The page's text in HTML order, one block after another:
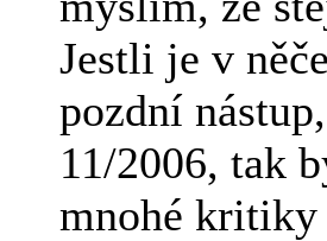
Jestli je v
pozdní
11/2006, tak
mnohé kritiky